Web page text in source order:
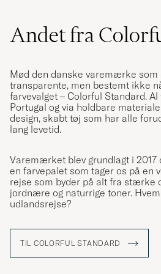
DAVID M KØBTE PÅ
Bra kvalitet på kläder och
Alles super
EWGENIJ M
Andet fra
Mød den danske varemærke
transparente, men bestemt ikke
farvevalget – Colorful Standard.
Portugal og via holdbare
design, skabt tøj som har alle
lang levetid.
Varemærket blev grundlagt i 2017
en farvepalet som tager os på en
rejse som byder på alt fra stærke
jordnære og naturrige toner.
udlandsrejse?
TIL COLORFUL STANDARD